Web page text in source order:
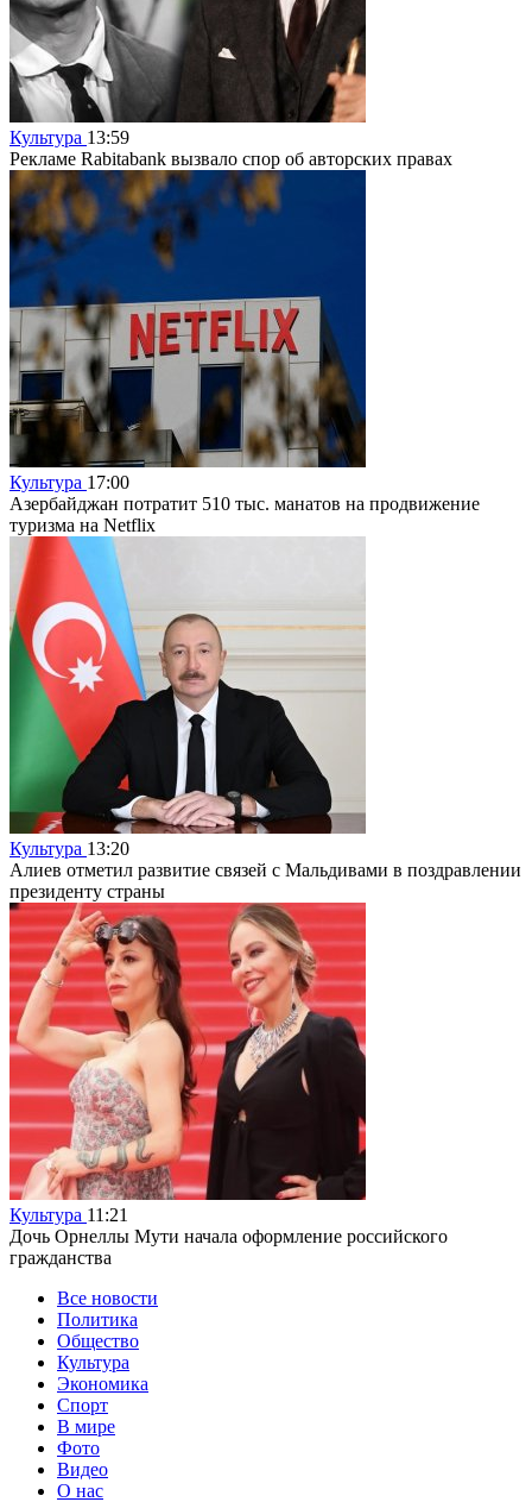
Культура 13:59
Рекламе Rabitabank вызвало спор об авторских правах
Культура 17:00
Азербайджан потратит 510 тыс. манатов на продвижение
туризма на Netflix
Культура 13:20
Алиев отметил развитие связей с Мальдивами в поздравлении
президенту страны
Культура 11:21
Дочь Орнеллы Мути начала оформление российского
гражданства
Все новости
Политика
Общество
Культура
Экономика
Спорт
В мире
Фото
Видео
О нас